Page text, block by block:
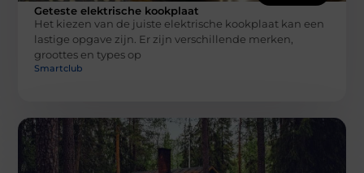
Geteste elektrische kookplaat
Het kiezen van de juiste elektrische kookplaat kan een
lastige opgave zijn. Er zijn verschillende merken,
groottes en types op
Smartclub